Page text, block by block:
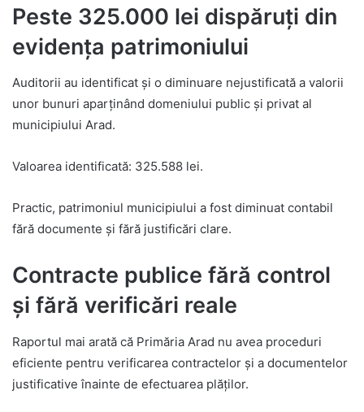
Peste 325.000 lei dispăruți din
evidența patrimoniului
Auditorii au identificat și o diminuare nejustificată a valorii
unor bunuri aparținând domeniului public și privat al
municipiului Arad.
Valoarea identificată: 325.588 lei.
Practic, patrimoniul municipiului a fost diminuat contabil
fără documente și fără justificări clare.
Contracte publice fără control
și fără verificări reale
Raportul mai arată că Primăria Arad nu avea proceduri
eficiente pentru verificarea contractelor și a documentelor
justificative înainte de efectuarea plăților.